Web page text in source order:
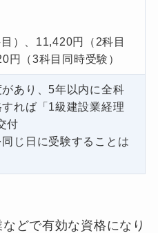
）、11,420円（2科目
円（3科目同時受験）
あり、5年以内に全科
れば「1級建設業経理
付
じ日に受験することは
どで有効な資格になり